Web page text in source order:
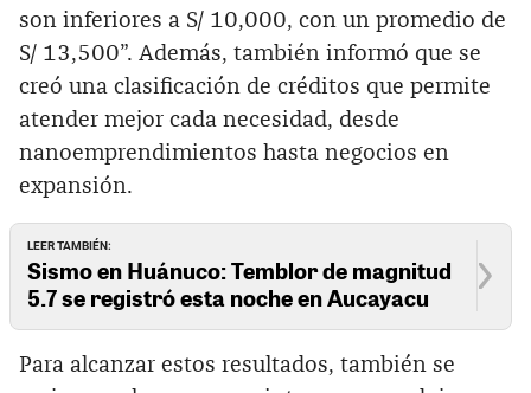
son inferiores a S/ 10,000, con un promedio de
S/ 13,500”. Además, también informó que se
creó una clasificación de créditos que permite
atender mejor cada necesidad, desde
nanoemprendimientos hasta negocios en
expansión.
LEER TAMBIÉN:
Sismo en Huánuco: Temblor de magnitud
5.7 se registró esta noche en Aucayacu
Para alcanzar estos resultados, también se